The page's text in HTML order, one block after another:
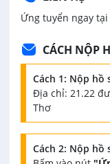
Ứng tuyển ngay
CÁCH NỘP
Cách 1: Nộp
Địa chỉ: 21.22
Thơ
Cách 2: Nộp hồ